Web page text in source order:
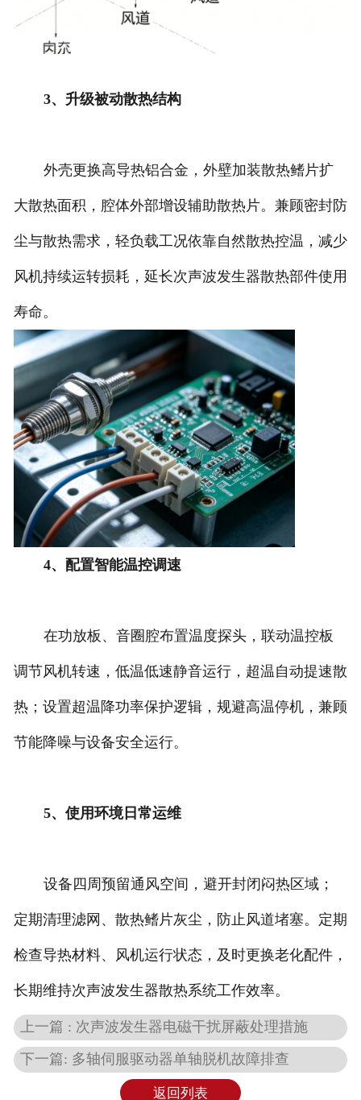
3、升级被动散热结构
外壳更换高导热铝合金，外壁加装散热鳍片扩
大散热面积，腔体外部增设辅助散热片。兼顾密封防
尘与散热需求，轻负载工况依靠自然散热控温，减少
风机持续运转损耗，延长次声波发生器散热部件使用
寿命。
4、配置智能温控调速
在功放板、音圈腔布置温度探头，联动温控板
调节风机转速，低温低速静音运行，超温自动提速散
热；设置超温降功率保护逻辑，规避高温停机，兼顾
节能降噪与设备安全运行。
5、使用环境日常运维
设备四周预留通风空间，避开封闭闷热区域；
定期清理滤网、散热鳍片灰尘，防止风道堵塞。定期
检查导热材料、风机运行状态，及时更换老化配件，
长期维持次声波发生器散热系统工作效率。
上一篇 : 次声波发生器电磁干扰屏蔽处理措施
下一篇: 多轴伺服驱动器单轴脱机故障排查
返回列表